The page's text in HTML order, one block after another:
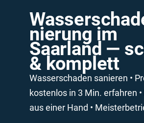
nierung im
Saarland —
& komplett
Wasserschaden sanieren •
kostenlos in 3 Min. erfahren
aus einer Hand •